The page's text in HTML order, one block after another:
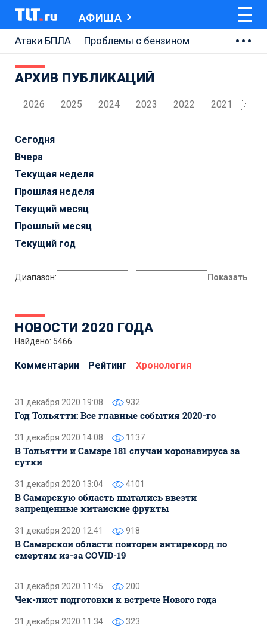
АФИША
Атаки БПЛА
Проблемы с бензином
АВТОВАЗ
Ремонт Центральной площади
Набережная Тольятти
Неделя Тольятти
АРХИВ ПУБЛИКАЦИЙ
2026 2025 2024 2023 2022 2021
Сегодня
Вчера
Текущая неделя
Прошлая неделя
Текущий месяц
Прошлый месяц
Текущий год
Диапазон: Показать
НОВОСТИ 2020 ГОДА
Найдено: 5466
Комментарии Рейтинг Хронология
31 декабря 2020 19:08 932
Год Тольятти: Все главные события 2020-го
31 декабря 2020 14:08 1137
В Тольятти и Самаре 181 случай коронавируса за
сутки
31 декабря 2020 13:04 4101
В Самарскую область пытались ввезти
запрещенные китайские фрукты
31 декабря 2020 12:41 918
В Самарской области повторен антирекорд по
смертям из-за COVID-19
31 декабря 2020 11:45 200
Чек-лист подготовки к встрече Нового года
31 декабря 2020 11:34 323